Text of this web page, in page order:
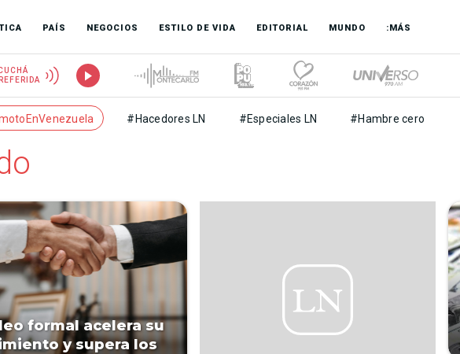
PAÍS NEGOCIOS ESTILO DE VIDA EDITORIAL MUNDO :MÁS
#Hacedores LN #Especiales LN #Hambre cero
formal acelera su
y supera los